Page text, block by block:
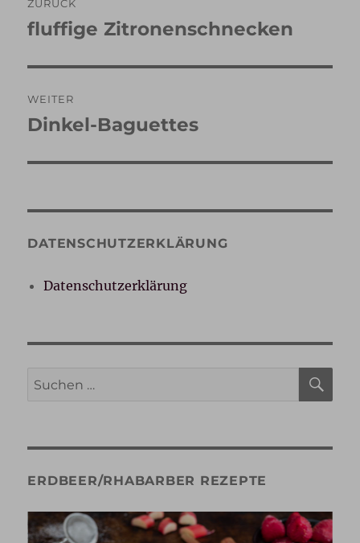
ZURÜCK
Vorheriger
fluffige Zitronenschnecken
WEITER
Nächster
Dinkel-Baguettes
DATENSCHUTZERKLÄRUNG
Datenschutzerklärung
Suche
ERDBEER/RHABARBER REZEPTE